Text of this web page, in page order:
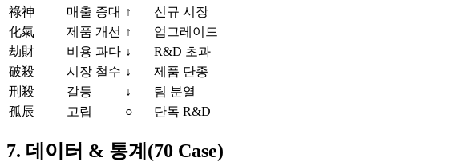
祿神
매출 증대 ↑
신규 시장
化氣
제품 개선 ↑
업그레이드
劫財
비용 과다 ↓
R&D 초과
破殺
시장 철수 ↓
제품 단종
刑殺
갈등 ↓
팀 분열
孤辰
고립 ○ 단독 R&D
7. 데이터 & 통계(70 Case)